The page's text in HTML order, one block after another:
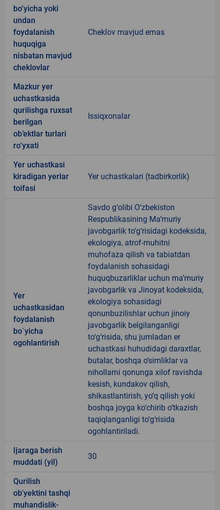
bo‘yicha yoki
undan
foydalanish
huquqiga
nisbatan mavjud
cheklovlar
Cheklov mavjud emas
Mazkur yer
uchastkasida
qurilishga ruxsat
berilgan
ob’ektlar turlari
ro‘yxati
Issiqxonalar
Yer uchastkasi
kiradigan yerlar
toifasi
Yer uchastkalari (tadbirkorlik)
Yer
uchastkasidan
foydalanish
bo`yicha
ogohlantirish
Savdo g‘olibi O‘zbekiston
Respublikasining Ma’muriy
javobgarlik to‘g‘risidagi kodeksida,
ekologiya, atrof-muhitni
muhofaza qilish va tabiatdan
foydalanish sohasidagi
huquqbuzarliklar uchun ma’muriy
javobgarlik va Jinoyat kodeksida,
ekologiya sohasidagi
qonunbuzilishlar uchun jinoiy
javobgarlik belgilanganligi
to‘g‘risida, shu jumladan er
uchastkasi huhudidagi daraxtlar,
butalar, boshqa o‘simliklar va
nihollarni qonunga xilof ravishda
kesish, kundakov qilish,
shikastlantirish, yo‘q qilish yoki
boshqa joyga ko‘chirib o‘tkazish
taqiqlanganligi to‘g‘risida
ogohlantiriladi.
Ijaraga berish
muddati (yil)
30
Qurilish
ob'yektini tashqi
muhandislik-